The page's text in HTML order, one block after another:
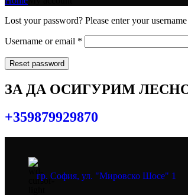
Lost your password? Please enter your
Username or email *
Reset password
ЗА ДА ОСИГУРИМ
+359879929870
гр. София, ул. "Мировско Шосе" 1